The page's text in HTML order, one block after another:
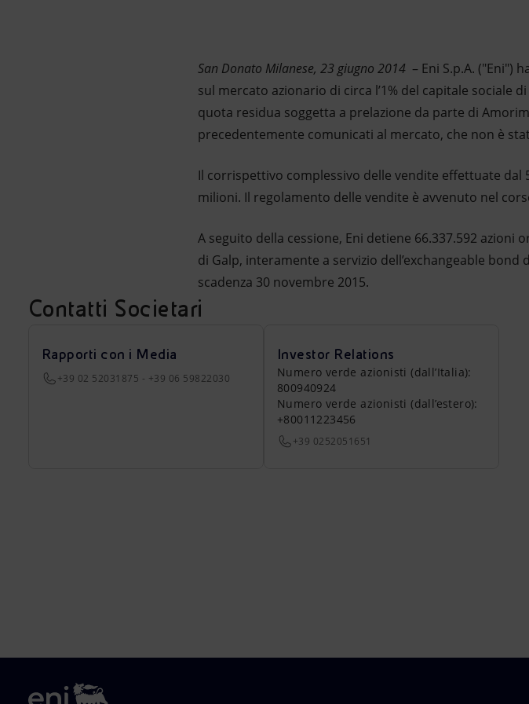
San Donato Milanese, 23 giugno 2014 – Eni S.p.A. ("Eni")
sul mercato azionario di circa l’1% del capitale sociale
quota residua soggetta a prelazione da parte di Amorim
precedentemente comunicati al mercato, che non è
Il corrispettivo complessivo delle vendite effettuate dal
milioni. Il regolamento delle vendite è avvenuto nel
A seguito della cessione, Eni detiene 66.337.592 azioni
di Galp, interamente a servizio dell’exchangeable
scadenza 30 novembre 2015.
Contatti Societari
Rapporti con i Media
+39 02 52031875 - +39 06 59822030
Investor Relations
Numero verde azionisti (dall’Italia):
800940924
Numero verde azionisti (dall’estero):
+80011223456
+39 0252051651